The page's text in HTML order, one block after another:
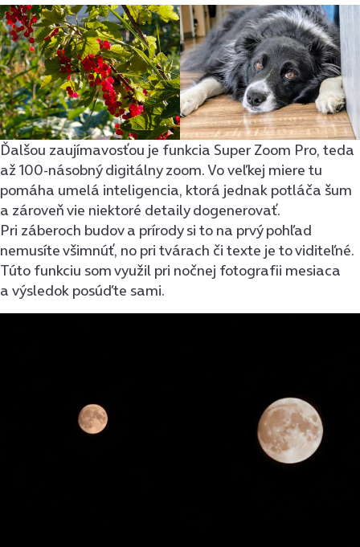
Ďalšou zaujímavosťou je funkcia Super Zoom Pro, teda
až 100-násobný digitálny zoom. Vo veľkej miere tu
pomáha umelá inteligencia, ktorá jednak potláča šum
a zároveň vie niektoré detaily dogenerovať.
Pri záberoch budov a prírody si to na prvý pohľad
nemusíte všimnúť, no pri tvárach či texte je to viditeľné.
Túto funkciu som využil pri nočnej fotografii mesiaca
a výsledok posúďte sami.